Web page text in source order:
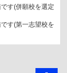
す(併願校を選定
す(第一志望校を